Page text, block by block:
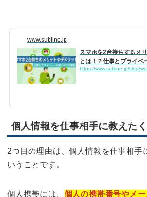
www.subline.jp
スマホを2台持ちするメ
とは！？仕事とプライベ
が...
個人情報を仕事相手に教えた
2つ目の理由は、個人情報を仕事相手
いうことです。
個人携帯には、 個人の携帯番号やメ